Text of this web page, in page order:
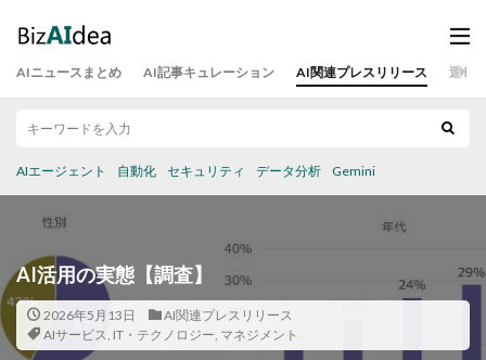
AIニュースまとめ AI記事キュレーション AI関連プレスリリース 運営
AIエージェント 自動化 セキュリティ データ分析 Gemini
AI活用の実態【調査】
2026年5月13日
AI関連プレスリリース
AIサービス, IT・テクノロジー, マネジメント